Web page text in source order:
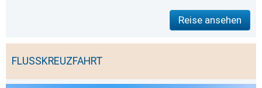
Reise ansehen
FLUSSKREUZFAHRT